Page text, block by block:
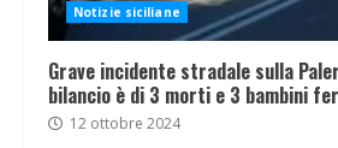
Notizie siciliane
Grave incidente stradale sulla
bilancio è di 3 morti e 3 bambini
12 ottobre 2024